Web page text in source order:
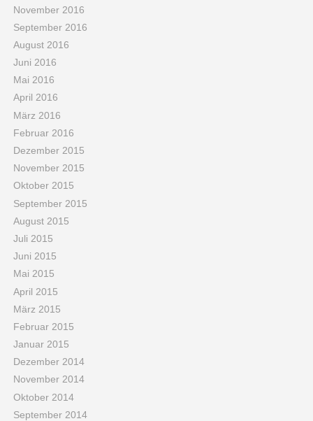
November 2016
September 2016
August 2016
Juni 2016
Mai 2016
April 2016
März 2016
Februar 2016
Dezember 2015
November 2015
Oktober 2015
September 2015
August 2015
Juli 2015
Juni 2015
Mai 2015
April 2015
März 2015
Februar 2015
Januar 2015
Dezember 2014
November 2014
Oktober 2014
September 2014